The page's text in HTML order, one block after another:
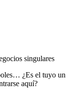
singulares
¿Es el tuyo un
aquí?